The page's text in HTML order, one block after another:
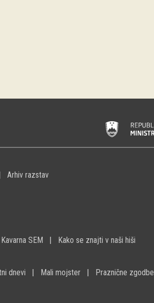
Arhiv razstav
Kavarna SEM Kako se znajti v naši hiši
dnevi Mali mojster
Praznične zgodbe